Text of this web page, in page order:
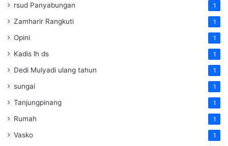
rsud Panyabungan 1
Zamharir Rangkuti 1
Opini 1
Kadis lh ds 1
Dedi Mulyadi ulang tahun 1
sungai 1
Tanjungpinang 1
Rumah 1
Vasko 1